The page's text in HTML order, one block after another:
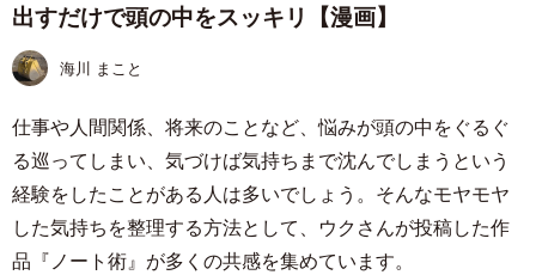
出すだけで頭の中をスッキリ【漫画】
海川 まこと
仕事や人間関係、将来のことなど、悩みが頭の中をぐるぐ
る巡ってしまい、気づけば気持ちまで沈んでしまうという
経験をしたことがある人は多いでしょう。そんなモヤモヤ
した気持ちを整理する方法として、ウクさんが投稿した作
品『ノート術』が多くの共感を集めています。